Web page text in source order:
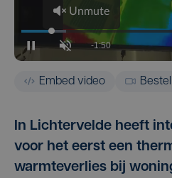
Embed video
In Lichtervelde heeft
voor het eerst een
warmteverlies bij